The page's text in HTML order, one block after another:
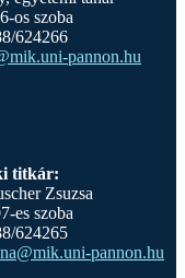
os szoba
624266
pannon.hu
titkár:
Zsuzsa
es szoba
624265
pannon.hu